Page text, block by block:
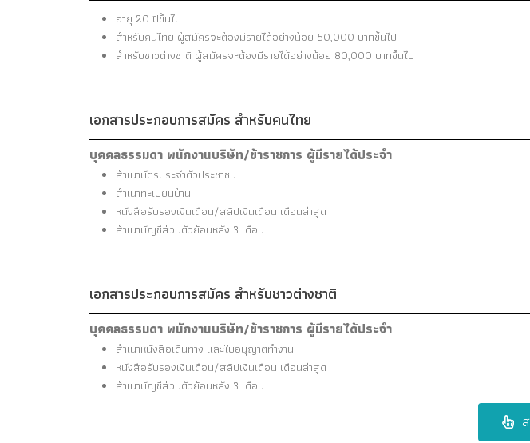
อายุ 20 ปีขึ้นไป
สำหรับคนไทย ผู้สมัครจะต้องมีรายได้อย่างน้อย 50,000 บาทขึ้นไป
สำหรับชาวต่างชาติ ผู้สมัครจะต้องมีรายได้อย่างน้อย 80,000 บาทขึ้นไป
เอกสารประกอบการสมัคร สำหรับคนไทย
บุคคลธรรมดา พนักงานบริษัท/ข้าราชการ ผู้มีรายได้ประจำ
สำเนาบัตรประจำตัวประชาชน
สำเนาทะเบียนบ้าน
หนังสือรับรองเงินเดือน/สลิปเงินเดือน เดือนล่าสุด
สำเนาบัญชีส่วนตัวย้อนหลัง 3 เดือน
เอกสารประกอบการสมัคร สำหรับชาวต่างชาติ
บุคคลธรรมดา พนักงานบริษัท/ข้าราชการ ผู้มีรายได้ประจำ
สำเนาหนังสือเดินทาง และใบอนุญาตทำงาน
หนังสือรับรองเงินเดือน/สลิปเงินเดือน เดือนล่าสุด
สำเนาบัญชีส่วนตัวย้อนหลัง 3 เดือน